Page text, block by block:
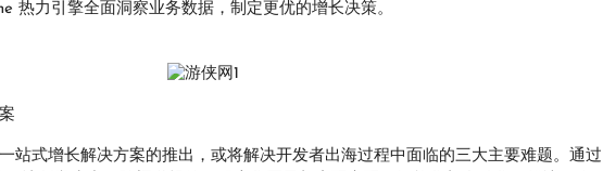
热力引擎全面洞察业务数据，制定更优的增长决策。
站式增长解决方案的推出，或将解决开发者出海过程中面临的三大主要难题。通过